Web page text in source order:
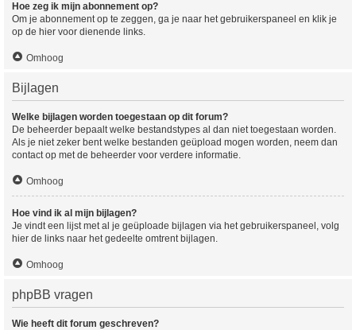
Hoe zeg ik mijn abonnement op?
Om je abonnement op te zeggen, ga je naar het gebruikerspaneel en klik je
op de hier voor dienende links.
Omhoog
Bijlagen
Welke bijlagen worden toegestaan op dit forum?
De beheerder bepaalt welke bestandstypes al dan niet toegestaan worden.
Als je niet zeker bent welke bestanden geüpload mogen worden, neem dan
contact op met de beheerder voor verdere informatie.
Omhoog
Hoe vind ik al mijn bijlagen?
Je vindt een lijst met al je geüploade bijlagen via het gebruikerspaneel, volg
hier de links naar het gedeelte omtrent bijlagen.
Omhoog
phpBB vragen
Wie heeft dit forum geschreven?